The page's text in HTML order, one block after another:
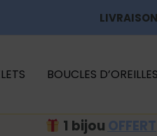
BOUCLES D’OREILLES
1 bijou OFFERT